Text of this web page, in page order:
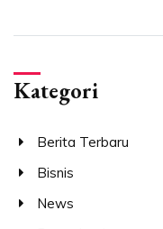
Kategori
Berita Terbaru
Bisnis
News